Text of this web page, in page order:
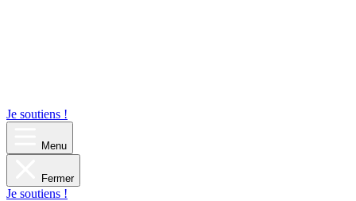
Je soutiens !
Menu
Fermer
Je soutiens !